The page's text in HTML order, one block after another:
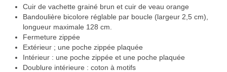
Cuir de vachette grainé brun et cuir de veau orange
Bandoulière bicolore réglable par boucle (largeur 2,5 cm),
longueur maximale 128 cm.
Fermeture zippée
Extérieur ; une poche zippée plaquée
Intérieur : une poche zippée et une poche plaquée
Doublure intérieure : coton à motifs